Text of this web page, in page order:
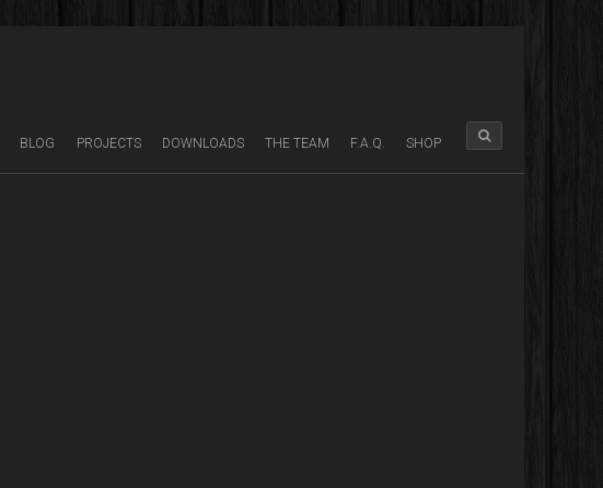
BLOG PROJECTS DOWNLOADS THE TEAM F.A.Q. SHOP